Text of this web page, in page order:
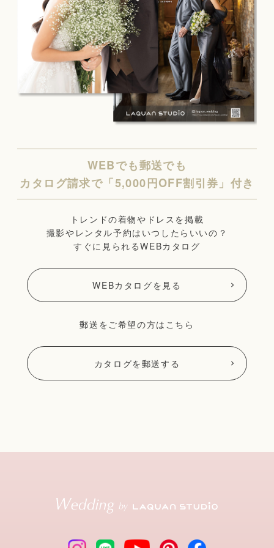
WEBでも郵送でも
カタログ請求で「5,000円OFF割引券」付き
トレンドの着物やドレスを掲載
撮影やレンタル予約はいつしたらいいの？
すぐに見られるWEBカタログ
WEBカタログを見る
郵送をご希望の方はこちら
カタログを郵送する